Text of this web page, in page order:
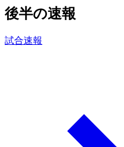
後半の速報
試合速報